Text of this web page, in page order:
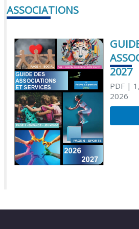
ASSOCIATIONS
2027
PDF|
2026